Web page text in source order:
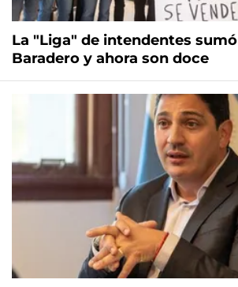
La "Liga" de intendentes
Baradero y ahora son doce